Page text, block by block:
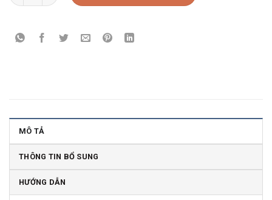
MÔ TẢ
THÔNG TIN BỔ SUNG
HƯỚNG DẪN